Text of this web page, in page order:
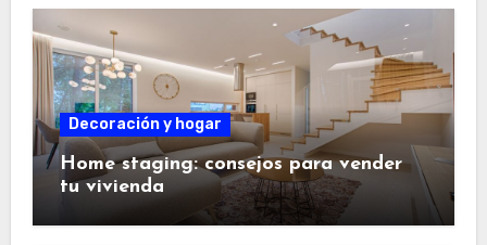
Decoración y hogar
Home staging: consejos para vender
tu vivienda